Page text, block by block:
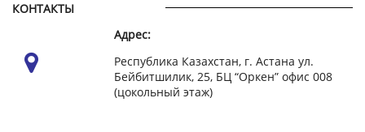
КОНТАКТЫ
Адрес:
Республика Казахстан, г. Астана ул.
Бейбитшилик, 25, БЦ “Оркен” офис 008
(цокольный этаж)